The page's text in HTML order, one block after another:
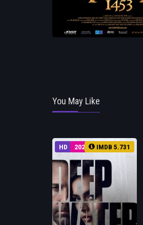
You May Like
HD 2022 IMDB 5.731